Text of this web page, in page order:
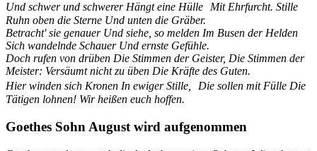
Und schwer und schwerer Hängt eine Hülle Mit Ehrfurcht. Stille
Ruhn oben die Sterne Und unten die Gräber.
Betracht' sie genauer Und siehe, so melden Im Busen der Helden
Sich wandelnde Schauer Und ernste Gefühle.
Doch rufen von drüben Die Stimmen der Geister, Die Stimmen der
Meister: Versäumt nicht zu üben Die Kräfte des Guten.
Hier winden sich Kronen In ewiger Stille, Die sollen mit Fülle Die
Tätigen lohnen! Wir heißen euch hoffen.
Goethes Sohn August wird aufgenommen